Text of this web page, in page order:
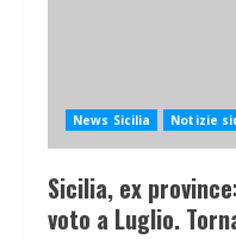
News Sicilia Notizie
Sicilia, ex
voto a Luglio.